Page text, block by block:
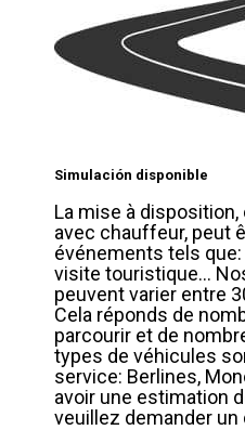
Simulación disponible
La mise à
avec chauffeur, peut
événements tels
visite touristique...
peuvent varier entre
Cela réponds de
parcourir et de
types de véhicules
service: Berlines,
avoir une estimation
veuillez demander un